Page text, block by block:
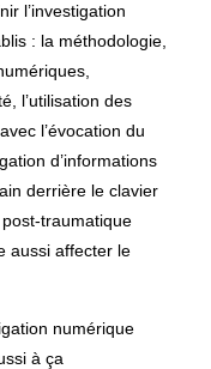
l’investigation
: la méthodologie,
l’utilisation des
l’évocation du
d’informations
derrière le clavier
traumatique
aussi affecter le
numérique
à ça